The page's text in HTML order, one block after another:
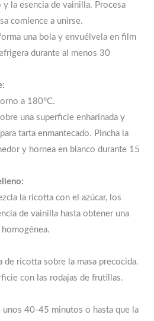
y la esencia de vainilla. Procesa
comience a unirse.
una bola y envuélvela en film
durante al menos 30
a 180°C.
una superficie enharinada y
tarta enmantecado. Pincha la
y hornea en blanco durante 15
la ricotta con el azúcar, los
de vainilla hasta obtener una
de ricotta sobre la masa precocida.
con las rodajas de frutillas.
unos 40-45 minutos o hasta que la